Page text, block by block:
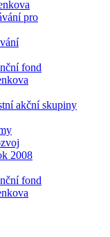
pro
fond
akční skupiny
2008
fond